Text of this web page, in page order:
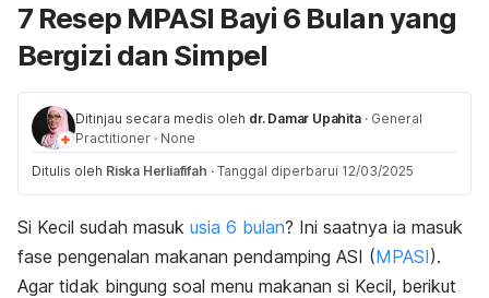
7 Resep MPASI Bayi 6 Bulan yang
Bergizi dan Simpel
Ditinjau secara medis oleh dr. Damar Upahita · General
Practitioner · None
Ditulis oleh Riska Herliafifah · Tanggal diperbarui 12/03/2025
Si Kecil sudah masuk usia 6 bulan? Ini saatnya ia masuk
fase pengenalan makanan pendamping ASI (MPASI).
Agar tidak bingung soal menu makanan si Kecil, berikut